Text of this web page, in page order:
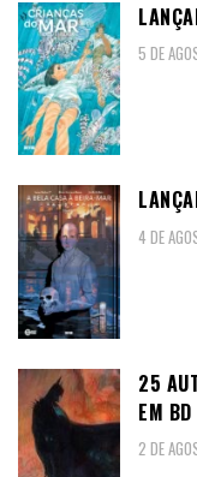
5 DE
4 DE
25
EM
2 DE